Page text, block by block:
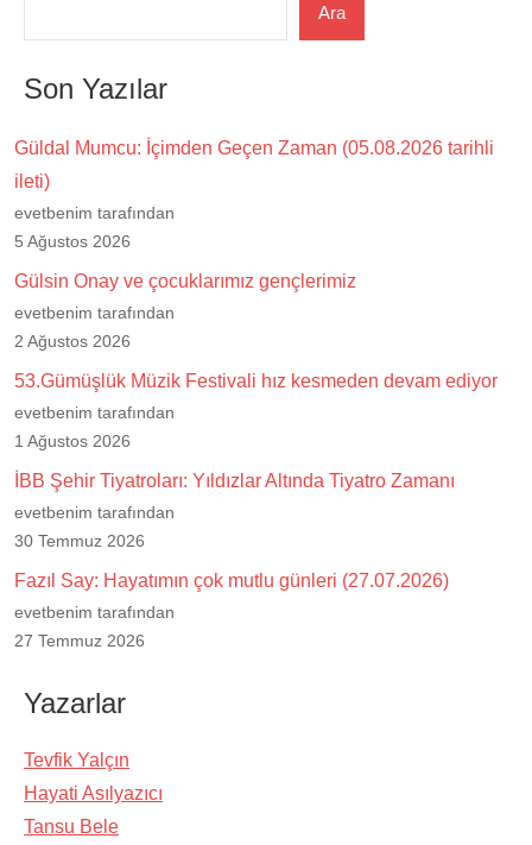
Ara
Son Yazılar
Güldal Mumcu: İçimden Geçen Zaman (05.08.2026 tarihli
ileti)
evetbenim tarafından
5 Ağustos 2026
Gülsin Onay ve çocuklarımız gençlerimiz
evetbenim tarafından
2 Ağustos 2026
53.Gümüşlük Müzik Festivali hız kesmeden devam ediyor
evetbenim tarafından
1 Ağustos 2026
İBB Şehir Tiyatroları: Yıldızlar Altında Tiyatro Zamanı
evetbenim tarafından
30 Temmuz 2026
Fazıl Say: Hayatımın çok mutlu günleri (27.07.2026)
evetbenim tarafından
27 Temmuz 2026
Yazarlar
Tevfik Yalçın
Hayati Asılyazıcı
Tansu Bele